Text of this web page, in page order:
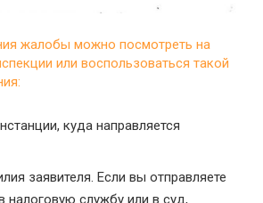
жалобы можно посмотреть на
или воспользоваться такой
куда направляется
заявителя. Если вы отправляете
налоговую службу или в суд,